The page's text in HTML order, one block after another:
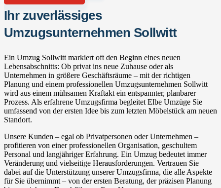
Ihr zuverlässiges
Umzugsunternehmen Sollwitt
Ein Umzug Sollwitt markiert oft den Beginn eines neuen
Lebensabschnitts: Ob privat ins neue Zuhause oder als
Unternehmen in größere Geschäftsräume – mit der richtigen
Planung und einem professionellen Umzugsunternehmen Sollwitt
wird aus einem mühsamen Kraftakt ein entspannter, planbarer
Prozess. Als erfahrene Umzugsfirma begleitet Elbe Umzüge Sie
umfassend von der ersten Idee bis zum letzten Möbelstück am neuen
Standort.
Unsere Kunden – egal ob Privatpersonen oder Unternehmen –
profitieren von einer professionellen Organisation, geschultem
Personal und langjähriger Erfahrung. Ein Umzug bedeutet immer
Veränderung und vielseitige Herausforderungen. Vertrauen Sie
dabei auf die Unterstützung unserer Umzugsfirma, die alle Aspekte
für Sie übernimmt – von der ersten Beratung, der präzisen Planung